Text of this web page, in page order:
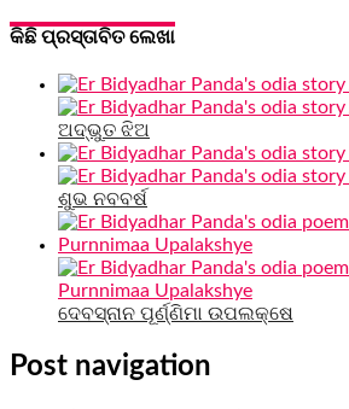
କିଛି ପ୍ରସ୍ତାବିତ ଲେଖା
ଅଦ୍ଭୁତ ଝିଅ
ଶୁଭ ନବବର୍ଷ
ଦେବସ୍ନାନ ପୂର୍ଣ୍ଣିମା ଉପଲକ୍ଷେ
Post navigation